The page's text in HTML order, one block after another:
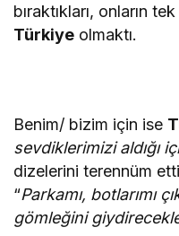
bıraktıkları, onların
Türkiye olmaktı.
Benim/ bizim için ise
sevdiklerimizi aldığı
dizelerini terennüm
“Parkamı, botlarımı
gömleğini